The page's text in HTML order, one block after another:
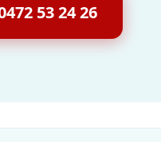
53 24 26